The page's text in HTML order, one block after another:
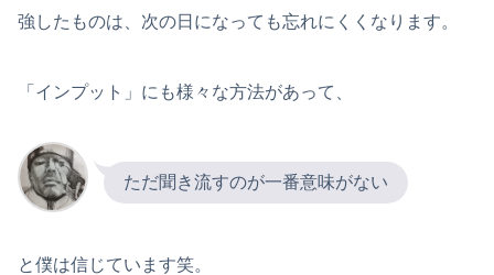
強したものは、次の日になっても忘れにくくなります。
「インプット」にも様々な方法があって、
ただ聞き流すのが一番意味がない
と僕は信じています笑。